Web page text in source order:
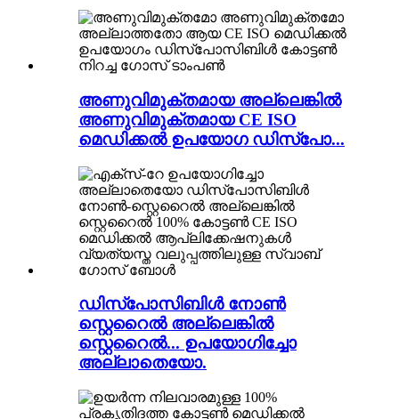
അണുവിമുക്തമായ അല്ലെങ്കിൽ
അണുവിമുക്തമായ CE ISO
മെഡിക്കൽ ഉപയോഗ ഡിസ്പോ...
ഡിസ്പോസിബിൾ നോൺ
സ്റ്റെറൈൽ അല്ലെങ്കിൽ
സ്റ്റെറൈൽ... ഉപയോഗിച്ചോ
അല്ലാതെയോ.